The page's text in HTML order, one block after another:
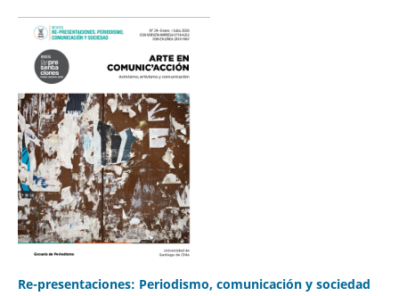
Re-presentaciones: Periodismo, comunicación y sociedad